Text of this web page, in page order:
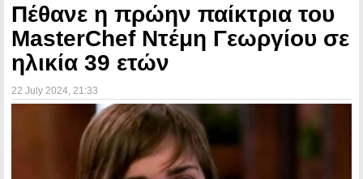
Πέθανε η πρώην παίκτρια του
MasterChef Ντέμη Γεωργίου σε
ηλικία 39 ετών
22 July 2024 , 21:33